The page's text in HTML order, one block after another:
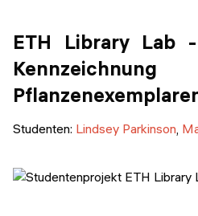
ETH Library Lab
Studenten: Lindsey Parkinson,